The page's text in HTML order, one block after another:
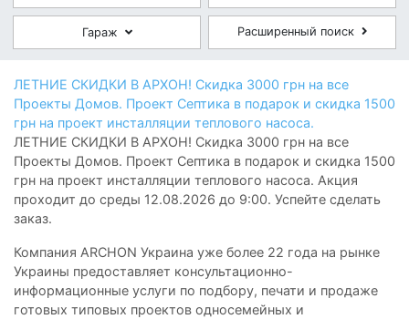
Гараж Расширенный поиск
ЛЕТНИЕ СКИДКИ В АРХОН! Скидка 3000 грн на все
Проекты Домов. Проект Септика в подарок и скидка 1500
грн на проект инсталляции теплового насоса.
ЛЕТНИЕ СКИДКИ В АРХОН! Скидка 3000 грн на все
Проекты Домов. Проект Септика в подарок и скидка 1500
грн на проект инсталляции теплового насоса. Акция
проходит до среды 12.08.2026 до 9:00. Успейте сделать
заказ.
Компания ARCHON Украина уже более 22 года на рынке
Украины предоставляет консультационно-
информационные услуги по подбору, печати и продаже
готовых типовых проектов односемейных и